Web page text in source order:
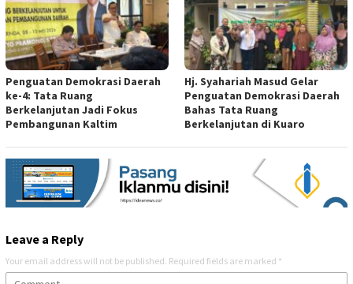
Penguatan Demokrasi Daerah
ke-4: Tata Ruang
Berkelanjutan Jadi Fokus
Pembangunan Kaltim
Hj. Syahariah Masud Gelar
Penguatan Demokrasi Daerah
Bahas Tata Ruang
Berkelanjutan di Kuaro
Leave a Reply
Your email address will not be published. Required fields are marked *